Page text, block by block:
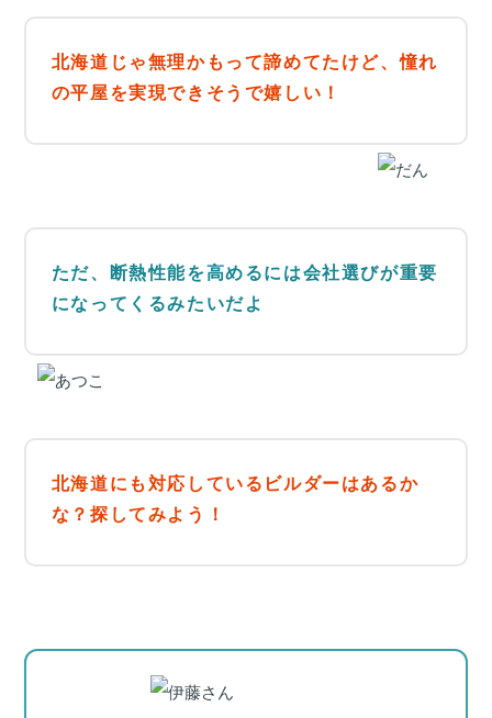
北海道じゃ無理かもって諦めてたけど、憧れ
の平屋を実現できそうで嬉しい！
ただ、断熱性能を高めるには会社選びが重要
になってくるみたいだよ
北海道にも対応しているビルダーはあるか
な？ 探してみよう！